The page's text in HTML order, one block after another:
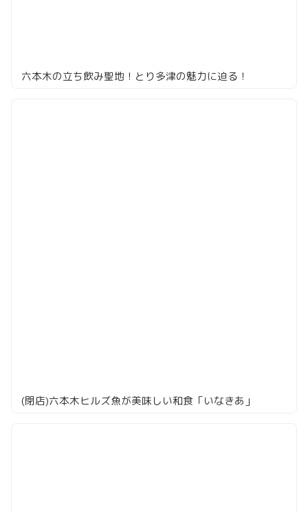
六本木の立ち飲み聖地！とり多津の魅力に迫る！
(閉店)六本木ヒルズ魚が美味しい和食「いなきあ」